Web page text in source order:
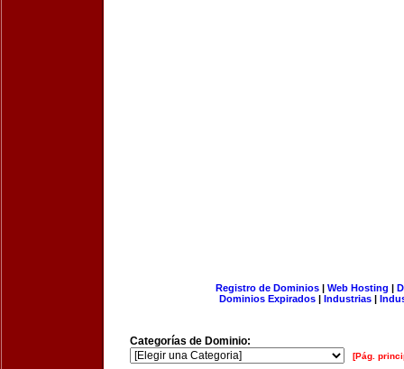
Registro de Dominios| Web Hosting |
Dominios Expirados | Industrias |
Categorías de Dominio:
[Pág.